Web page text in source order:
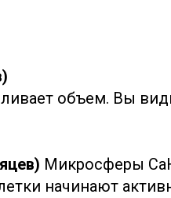
объем. Вы
Микросферы
начинают